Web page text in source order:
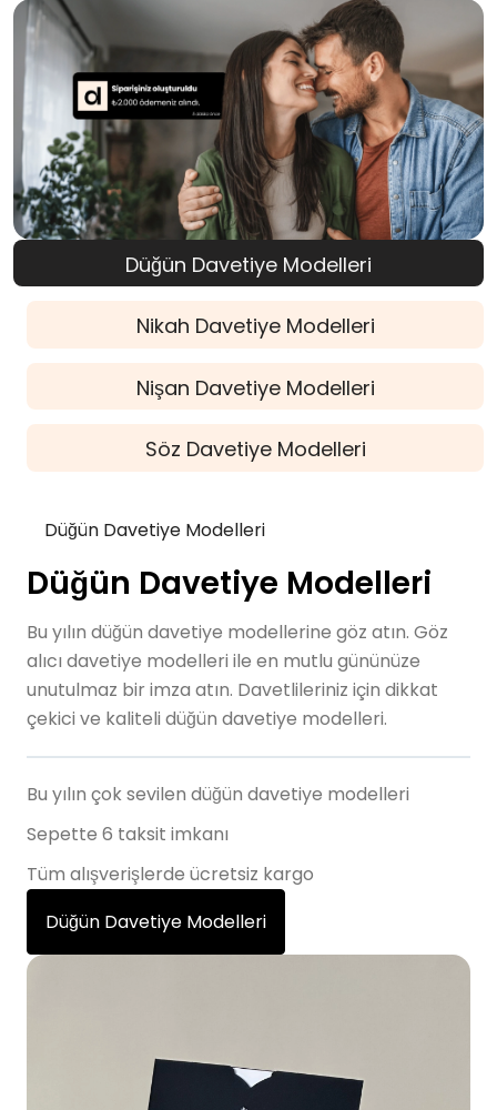
Düğün Davetiye Modelleri
Nikah Davetiye Modelleri
Nişan Davetiye Modelleri
Söz Davetiye Modelleri
Düğün Davetiye Modelleri
Düğün Davetiye Modelleri
Bu yılın düğün davetiye modellerine göz atın. Göz
alıcı davetiye modelleri ile en mutlu gününüze
unutulmaz bir imza atın. Davetlileriniz için dikkat
çekici ve kaliteli düğün davetiye modelleri.
Bu yılın çok sevilen düğün davetiye modelleri
Sepette 6 taksit imkanı
Tüm alışverişlerde ücretsiz kargo
Düğün Davetiye Modelleri